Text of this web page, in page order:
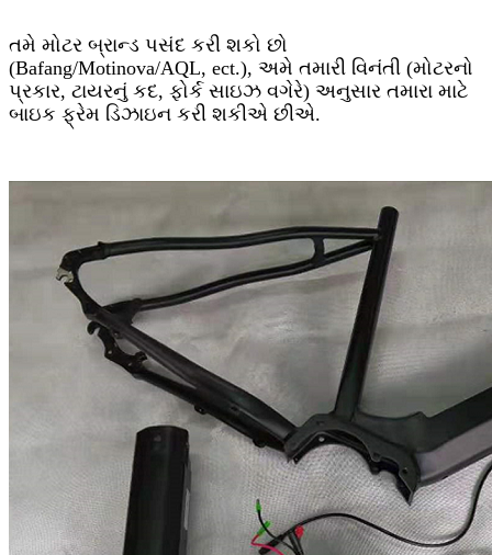
તમે મોટર બ્રાન્ડ પસંદ કરી શકો છો
(Bafang/Motinova/AQL, ect.), અમે તમારી વિનંતી (મોટરનો
પ્રકાર, ટાયરનું કદ, ફોર્ક સાઇઝ વગેરે) અનુસાર તમારા માટે
બાઇક ફ્રેમ ડિઝાઇન કરી શકીએ છીએ.